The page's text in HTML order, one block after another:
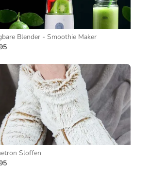
Blender - Smoothie Maker
Sloffen